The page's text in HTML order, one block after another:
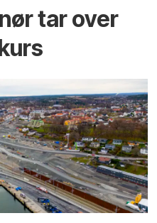
tar over